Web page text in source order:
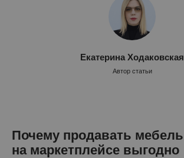
Екатерина Ходаковская
Автор статьи
Почему продавать мебель
на маркетплейсе выгодно